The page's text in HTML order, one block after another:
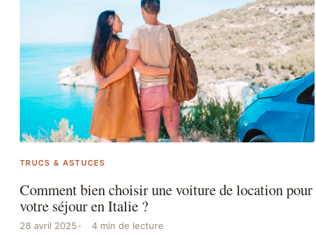
TRUCS & ASTUCES
Comment bien choisir une voiture de location pour
votre séjour en Italie ?
28 avril 2025 4 min de lecture